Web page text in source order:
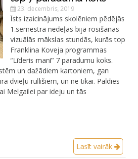
23. decembris, 2019
Īsts izaicinājums skolēniem pēdējās
1.semestra nedēļās bija rosīšanās
vizuālās mākslas stundās, kurās top
Franklina Koveja programmas
“Līderis manī” 7 paradumu koks.
un dažādiem kartoniem, gan
dvieļu rullīšiem, un ne tikai. Paldies
Melgailei par ideju un tās
Lasīt vairāk